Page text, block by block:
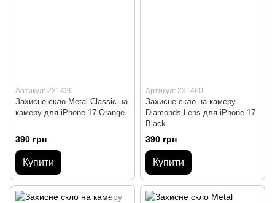
Артикул: 231426
Захисне скло Metal Classic на
камеру для iPhone 17 Orange
390 грн
Купити
Артикул: 231460
Захисне скло на камеру
Diamonds Lens для iPhone 17
Black
390 грн
Купити